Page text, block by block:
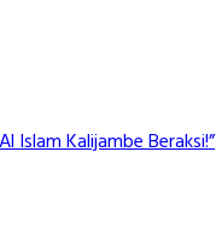
Islam Kalijambe Beraksi!”